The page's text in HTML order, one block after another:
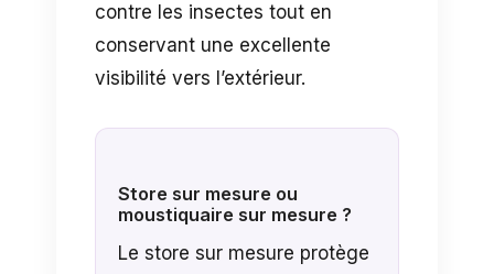
contre les insectes tout en
conservant une excellente
visibilité vers l’extérieur.
Store sur mesure ou
moustiquaire sur mesure ?
Le store sur mesure protège